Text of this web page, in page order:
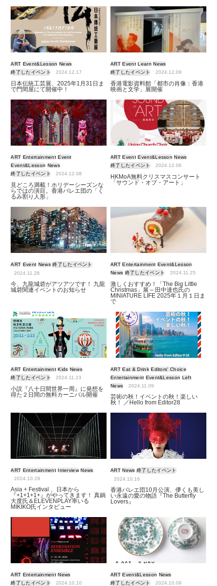
ART Event&Lesson News
終了したイベント
2024.12.17
日本伝統工芸展、2025年1月31日ま
で門間屋にて開催中！
ART Event Learn News
終了したイベント
2024.12.09
香港電影資料館「都市の肖像：香港
映画と文学」展開催
ART Entertainment Event
Event&Lesson News
終了したイベント
2024.12.08
見どころ満載！ホリデーシーズンな
らではの演目。香港バレエ団の「く
るみ割り人形」
ART Event Event&Lesson News
終了したイベント
2024.12.06
HKMoA無料クリスマスコンサート
「サウンド・オブ・アート」
ART Event News 終了したイベント
2024.11.28
今、九龍城砦がアツアツです！ 九龍
城砦関連イベントのお知らせ
ART Entertainment Event&Lesson
News 終了したイベント 2024.11.25
激しくおすすめ！「The Big Little
Christmas」展 – 田中達也氏の
MINIATURE LIFE 2025年１月１日ま
で
ART Entertainment Kids News
終了したイベント
2024.11.23
小説『八十日間世界一周』に発想を
得た２日間の無料カーニバル開催
ART Eat & Drink Editors' Choice
Entertainment Event&Lesson Left
News
2024.11.09
芸術の秋！イベントの秋！楽しい
秋！ ／Hello from Editor28
ART Entertainment Interview News
2024.10.28
Asia + Festival 、日本から
『+1+1+1+』がやってきます！ 真鍋
大度氏＆ELEVENPLAY率いる
MIKIKO氏インタビュー
ART News 終了したイベント
2024.10.16
香港バレエ団10月公演、儚くも美し
い永遠の愛の物語『The Butterfly
Lovers』
ART Entertainment News
終了したイベント
2024.10.10
ART Event&Lesson News
終了したイベント
2024.10.09